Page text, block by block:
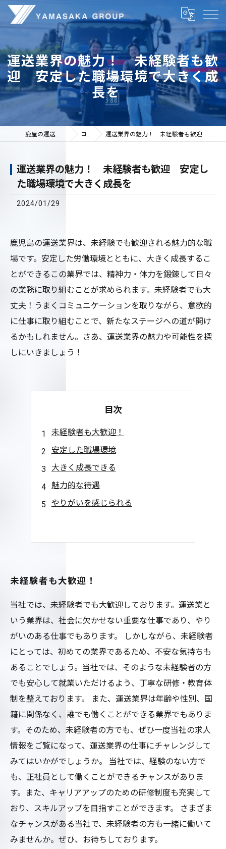
運送業界の魅力！ 未経験者も歓
迎 安定した職場環境で大きく成
長を
鹿屋の運送は株式会社山坂 コラム 運送業界の魅力！ 未経験者も歓迎 安定した職場環境で大きく成長を
運送業界の魅力！ 未経験者も歓迎 安定し
た職場環境で大きく成長を
2024/01/29
鹿児島の運送業界は、未経験でも歓迎される魅力的な職
場です。安定した労働環境とともに、大きく成長するこ
とができるこの業界では、精神力・体力を鍛錬して日々
の業務に取り組むことが求められます。未経験者でも大
丈夫！うまくコミュニケーションを取りながら、意欲的
に仕事に取り組むことで、新たなステージへの道が開け
るかもしれません。さあ、運送業界の魅力や可能性を探
しにいきましょう！
目次
未経験者も大歓迎！
安定した職場環境
大きく成長できる
魅力的な待遇
やりがいを感じられる
未経験者も大歓迎！
当社では、未経験者でも大歓迎しております。運送業と
いう業界は、社会に欠かせない重要な仕事であり、やり
がいのある仕事でもあります。 しかしながら、未経験者
にとっては、初めての業界であるため、不安な気持ちも
あることでしょう。当社では、そのような未経験者の方
でも安心して就業いただけるよう、丁寧な研修・教育体
制を整えております。 また、運送業界は年齢や性別、国
籍に関係なく、誰でも働くことができる業界でもありま
す。そのため、未経験者の方でも、ぜひ一度当社の求人
情報をご覧になって、運送業界の仕事にチャレンジして
みてはいかがでしょうか。 当社では、経験のない方で
も、正社員として働くことができるチャンスがありま
す。また、キャリアアップのための研修制度も充実して
おり、スキルアップを目指すことができます。 さまざま
なチャンスがある当社で、未経験者の方も一緒に働いて
みませんか。ぜひ、お待ちしております。